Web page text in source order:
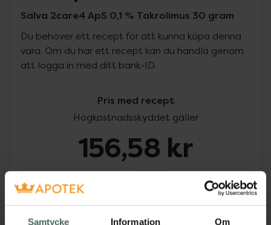
Samtycke Information Om
Salva 2care4 ApS 0,1 % Takrolimus 30 gram
Du behöver ett recept för att kunna köpa denna
vara. Om du har ett recept kan du handla genom
att logga in med ditt bank-ID.
Pris med recept
Högkostnadsskyddet gäller
156,58 kr
I apotek:156,58 kr
Köp via ditt recept